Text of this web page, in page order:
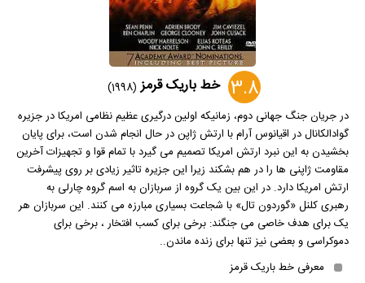
3.8 خط باریک قرمز (1998)
در جریان جنگ جهانی دوم، زمانیکه اولین درگیری عظیم نظامی امریکا در جزیره
گوادالکانال در اقیانوس آرام با ارتش ژاپن در حال انجام شدن است، برای پایان
بخشیدن به این نبرد ارتش امریکا تصمیم می گیرد با تمام قوا و تجهیزات آخرین
مقاومت ژاپنی ها را در هم بشکند زیرا این جزیره تاثیر زیادی بر روی پیشرفت
ارتش امریکا دارد. در این بین یک گروه از سربازان به اسم گروه چارلی به
رهبری کلنل «گوردون تال» با شجاعت بسیاری مبارزه می کنند. این سربازان هر
یک برای هدف خاصی می جنگند: برخی برای کسب افتخار ، برخی برای
دموکراسی و بعضی نیز تنها برای زنده ماندن..
معرفی خط باریک قرمز